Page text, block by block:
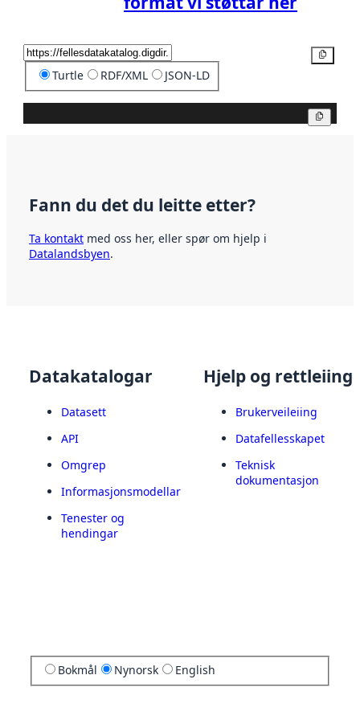
Turtle RDF/XML JSON-LD
Fann du det du leitte etter?
Ta kontakt med oss her, eller spør om hjelp i
Datalandsbyen.
Datakatalogar
Datasett
API
Omgrep
Informasjonsmodellar
Tenester og
hendingar
Hjelp og rettleiing
Brukerveileiing
Datafellesskapet
Teknisk
dokumentasjon
Bokmål Nynorsk English